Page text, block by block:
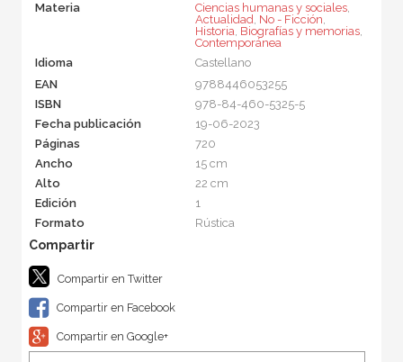
Materia
Ciencias humanas y sociales,
Actualidad, No - Ficción,
Historia, Biografías y memorias,
Contemporánea
Idioma
Castellano
EAN
9788446053255
ISBN
978-84-460-5325-5
Fecha publicación
19-06-2023
Páginas
720
Ancho
15 cm
Alto
22 cm
Edición
1
Formato
Rústica
Compartir en Twitter
Compartir en Facebook
Compartir en Google+